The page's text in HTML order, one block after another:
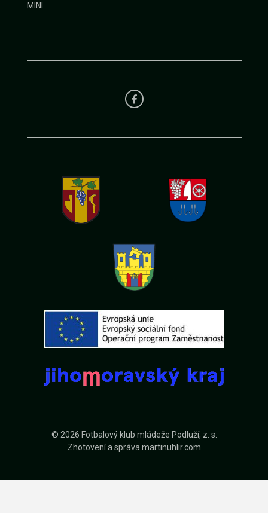
MINI
© 2026 Fotbalový klub mládeže Podluží, z. s.
Zhotovení a správamartinuhlir.com